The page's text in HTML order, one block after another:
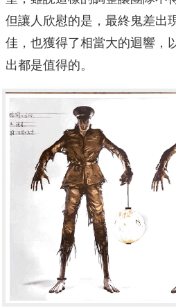
但讓人欣慰的是，最終鬼差出
佳，也獲得了相當大的迴響，
出都是值得的。